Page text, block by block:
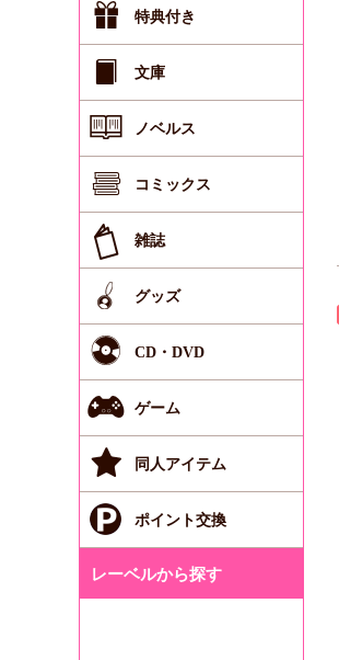
特典付き
文庫
ノベルス
コミックス
雑誌
グッズ
CD・DVD
ゲーム
同人アイテム
ポイント交換
レーベルから探す